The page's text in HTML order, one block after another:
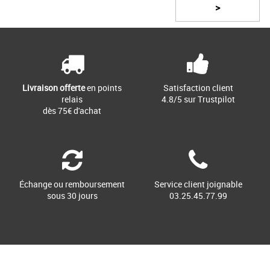
>
Livraison offerteen points
relais
dès 75€ d'achat
Satisfaction client
4.8/5 sur Trustpilot
Échange ou remboursement
sous 30 jours
Service client joignable
03.25.45.77.99